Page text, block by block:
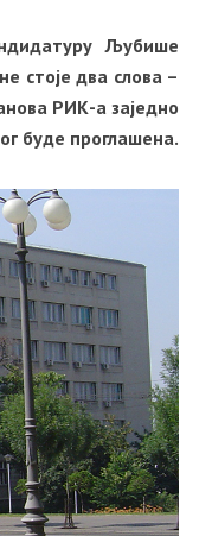
Љубише
стоје два слова –
РИК-а заједно
буде проглашена.